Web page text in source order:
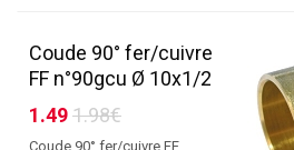
Coude 90° fer/cuivre
FF n°90gcu Ø 10x1/2
1.491.98€
Coude 90° fer/cuivre FF